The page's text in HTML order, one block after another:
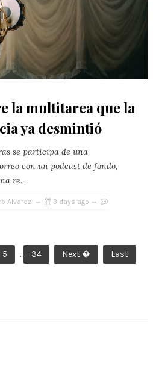
la multitarea que la
ya desmintió
se participa de una
con un podcast de fondo,
re...
Alvarez 3 days ago
5 ... 34 Next � Last